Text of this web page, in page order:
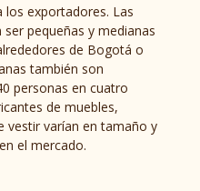
exportadores. Las
pequeñas y medianas
de Bogotá o
también son
personas en cuatro
de muebles,
vestir varían en tamaño y
el mercado.